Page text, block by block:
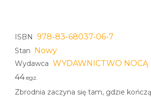
ISBN 978-83-68037-06-7
Stan Nowy
Wydawca WYDAWNICTWO NOCĄ
44 egz.
Zbrodnia zaczyna się tam, gdzie